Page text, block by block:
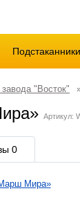
Подстаканники
"Восток"
Артикул:
0